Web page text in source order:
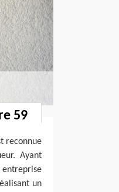
59
reconnue
Ayant
un